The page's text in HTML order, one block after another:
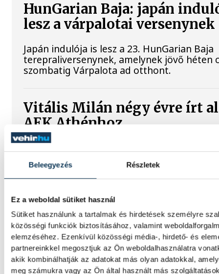
Beleegyezés Részletek
Ez a weboldal sütiket használ
Sütiket használunk a tartalmak és hirdetések személyre
közösségi funkciók biztosításához, valamint
elemzéséhez. Ezenkívül közösségi média-, hirdető- és
partnereinkkel megosztjuk az Ön weboldalhasználatra
akik kombinálhatják az adatokat más olyan adatokkal,
meg számukra vagy az Ön által használt más
HunGarian Baja: japán
lesz a várpalotai versenynek
Japán indulója is lesz a 23. HunGarian Baja
terepraliversenynek, amelynek jövő
szombatig Várpalota ad otthont.
Vitális Milán négy évre írt
AEK Athénhoz
A magyar válogatott Vitális Milán a Varga
foglalkoztató AEK Athén
folytatja pályafutását.
Betlehem szerint az idő neki
dolgozik, jövőre hazai
találna fogást Wellbrockon
A nyíltvízi úszó Betlehem Dávid a párizsi